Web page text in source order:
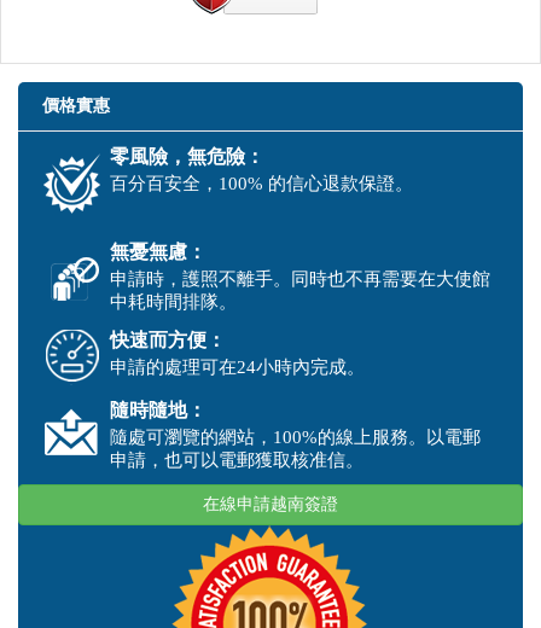
價格實惠
零風險，無危險：
百分百安全，100% 的信心退款保證。
無憂無慮：
申請時，護照不離手。同時也不再需要在大使館
中耗時間排隊。
快速而方便：
申請的處理可在24小時內完成。
隨時隨地：
隨處可瀏覽的網站，100%的線上服務。以電郵
申請，也可以電郵獲取核准信。
在線申請越南簽證